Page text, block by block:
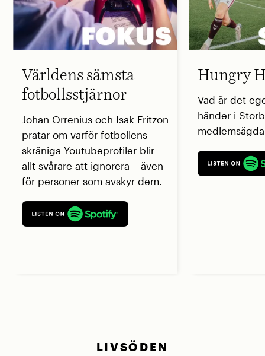
Världens sämsta
fotbollsstjärnor
Johan Orrenius och Isak Fritzon
pratar om varför fotbollens
skräniga Youtubeprofiler blir
allt svårare att ignorera – även
för personer som avskyr dem.
Hungry
Vad är det
händer i
LIVSÖDEN